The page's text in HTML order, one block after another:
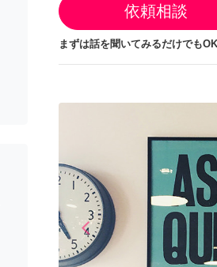
依頼相談
まずは話を聞いてみるだけでも
arrow_back_iosPrevious